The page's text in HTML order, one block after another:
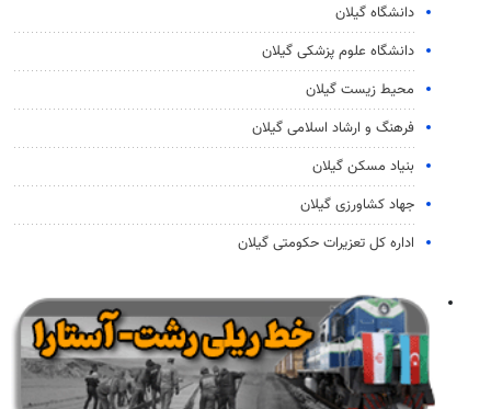
دانشگاه گیلان
دانشگاه علوم پزشكی گیلان
محيط زیست گیلان
فرهنگ و ارشاد اسلامی گیلان
بنیاد مسکن گیلان
جهاد کشاورزی گیلان
اداره کل تعزیرات حکومتی گیلان